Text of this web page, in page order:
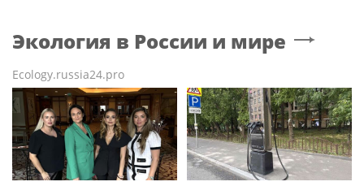
Экология в России и мире
Ecology.russia24.pro